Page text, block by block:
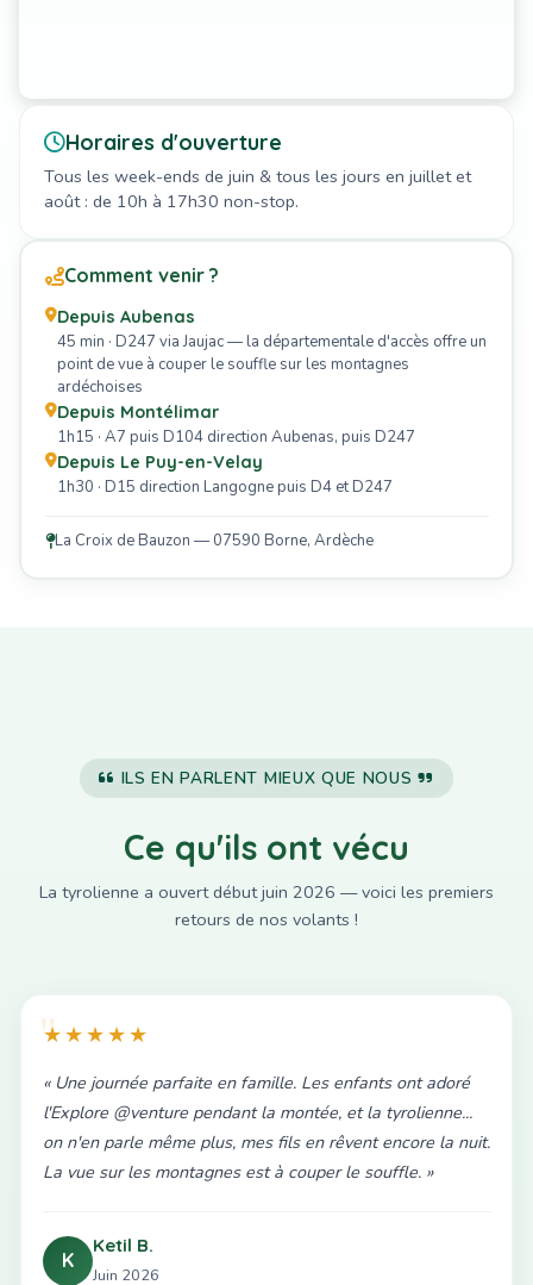
Horaires d'ouverture
Tous les week-ends de juin & tous les jours en juillet et
août : de 10h à 17h30 non-stop.
Comment venir ?
Depuis Aubenas
45 min · D247 via Jaujac — la départementale d'accès offre un
point de vue à couper le souffle sur les montagnes
ardéchoises
Depuis Montélimar
1h15 · A7 puis D104 direction Aubenas, puis D247
Depuis Le Puy-en-Velay
1h30 · D15 direction Langogne puis D4 et D247
La Croix de Bauzon — 07590 Borne, Ardèche
ILS EN PARLENT MIEUX QUE NOUS
Ce qu'ils ont vécu
La tyrolienne a ouvert début juin 2026 — voici les premiers
retours de nos volants !
★★★★★
« Une journée parfaite en famille. Les enfants ont adoré
l'Explore @venture pendant la montée, et la tyrolienne...
on n'en parle même plus, mes fils en rêvent encore la nuit.
La vue sur les montagnes est à couper le souffle. »
K
Ketil B.
Juin 2026